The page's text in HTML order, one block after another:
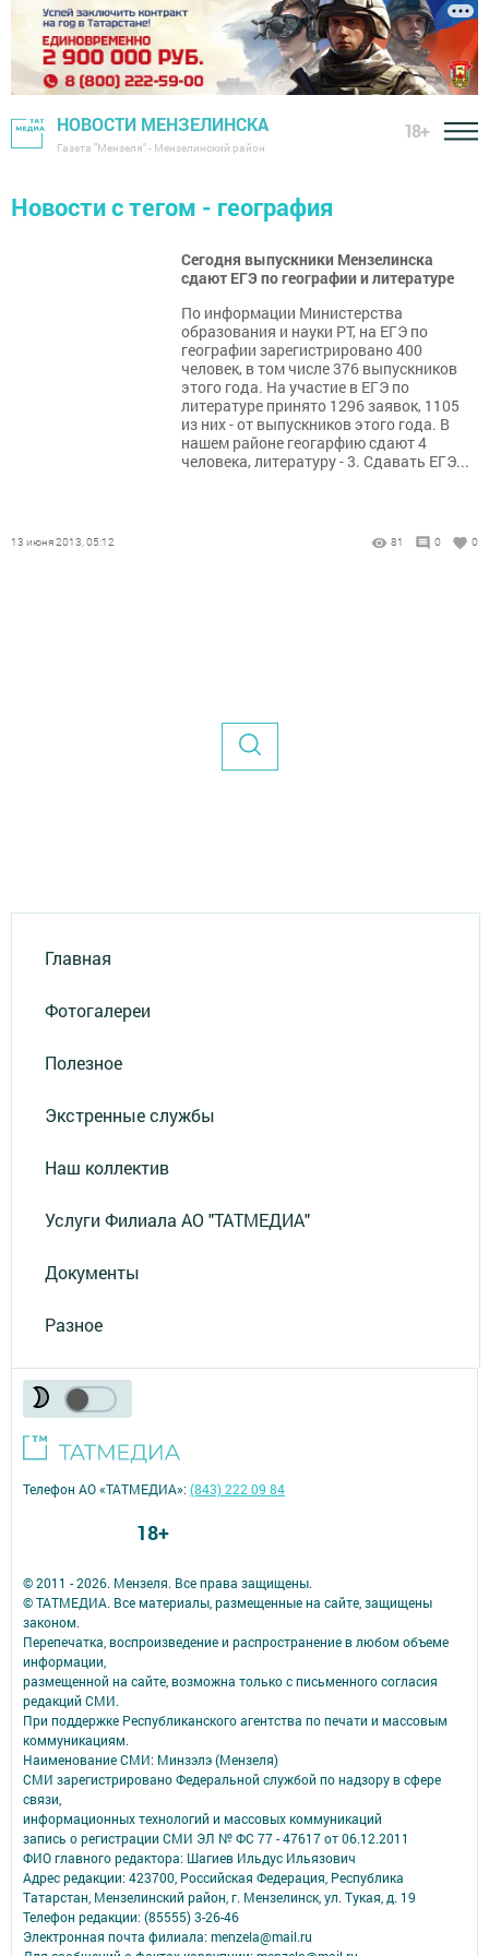
НОВОСТИ МЕНЗЕЛИНСКА
Газета "Мензеля" - Мензелинский район
18+
Новости с тегом - география
Сегодня выпускники Мензелинска
сдают ЕГЭ по географии и литературе
По информации Министерства
образования и науки РТ, на ЕГЭ по
географии зарегистрировано 400
человек, в том числе 376 выпускников
этого года. На участие в ЕГЭ по
литературе принято 1296 заявок, 1105
из них - от выпускников этого года. В
нашем районе геогарфию сдают 4
человека, литературу - 3. Сдавать ЕГЭ...
13 июня 2013, 05:12 81 0 0
Главная
Фотогалереи
Полезное
Экстренные службы
Наш коллектив
Услуги Филиала АО "ТАТМЕДИА"
Документы
Разное
© 2011 - 2026. Мензеля. Все права защищены.
© ТАТМЕДИА. Все материалы, размещенные на сайте, защищены
законом.
Перепечатка, воспроизведение и распространение в любом объеме
информации,
размещенной на сайте, возможна только с письменного согласия
редакций СМИ.
При поддержке Республиканского агентства по печати и массовым
коммуникациям.
Наименование СМИ: Минзэлэ (Мензеля)
СМИ зарегистрировано Федеральной службой по надзору в сфере
связи,
информационных технологий и массовых коммуникаций
запись о регистрации СМИ ЭЛ № ФС 77 - 47617 от 06.12.2011
ФИО главного редактора: Шагиев Ильдус Ильязович
Адрес редакции: 423700, Российская Федерация, Республика
Татарстан, Мензелинский район, г. Мензелинск, ул. Тукая, д. 19
Телефон редакции: (85555) 3-26-46
Электронная почта филиала: menzela@mail.ru
Телефон АО «ТАТМЕДИА»:(843) 222 09 84
18+